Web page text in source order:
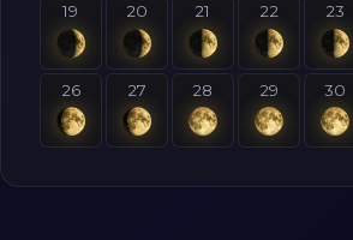
19 20 21 22 23
26 27 28 29 30